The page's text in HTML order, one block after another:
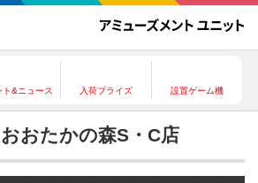
ト&ニュース 入荷プライズ 設置ゲーム機
おたかの森S・C店